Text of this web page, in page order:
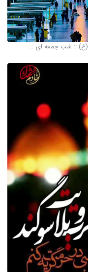
(ع) :: شب جمعه ای ...